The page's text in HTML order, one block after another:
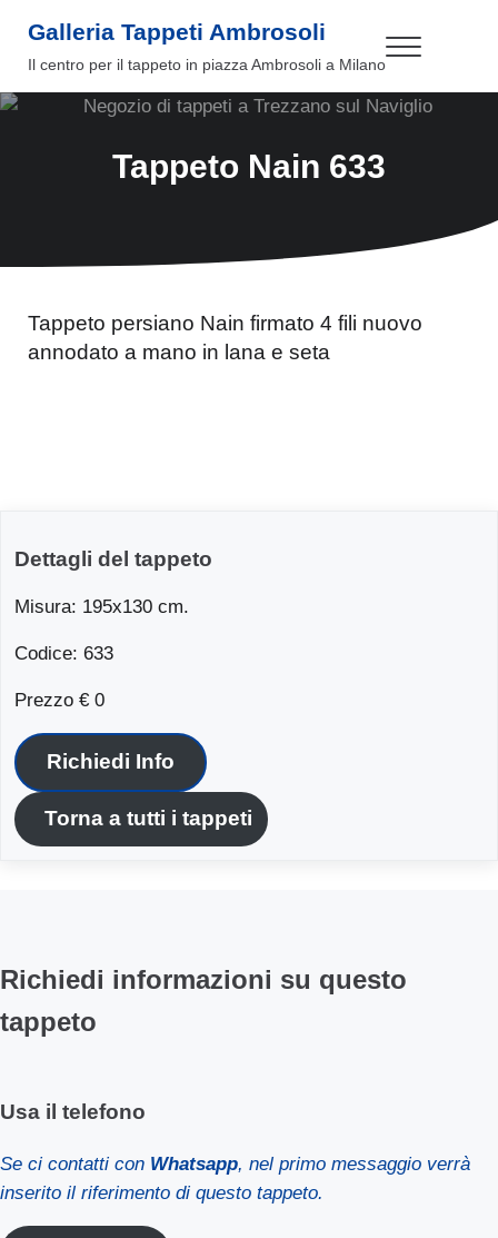
Galleria Tappeti Ambrosoli
Il centro per il tappeto in piazza Ambrosoli a Milano Menu
Tappeto Nain 633
Tappeto persiano Nain firmato 4 fili nuovo
annodato a mano in lana e seta
Dettagli del tappeto
Misura: 195x130 cm.
Codice: 633
Prezzo € 0
Richiedi Info
Torna a tutti i tappeti
Richiedi informazioni su questo
tappeto
Usa il telefono
Se ci contatti con Whatsapp, nel primo messaggio verrà
inserito il riferimento di questo tappeto.